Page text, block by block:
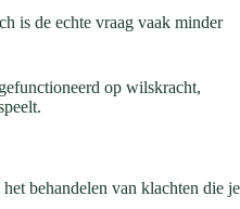
is de echte vraag vaak minder
op wilskracht,
behandelen van klachten die je